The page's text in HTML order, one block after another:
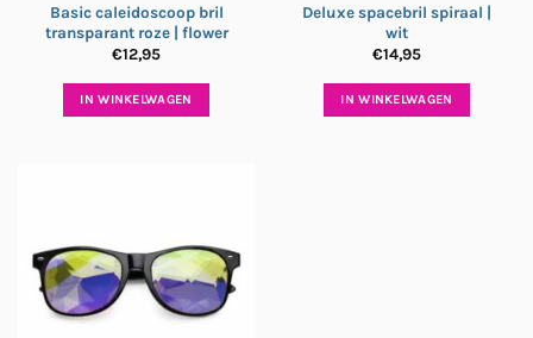
Basic caleidoscoop bril
transparant roze | flower
€12,95
IN WINKELWAGEN
Deluxe spacebril spiraal |
wit
€14,95
IN WINKELWAGEN